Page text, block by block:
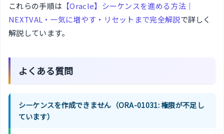
これらの手順は 【Oracle】シーケンスを進める方法｜
NEXTVAL・一気に増やす・リセットまで完全解説で詳しく
解説しています。
よくある質問
シーケンスを作成できません（ORA-01031: 権限が不足し
ています）